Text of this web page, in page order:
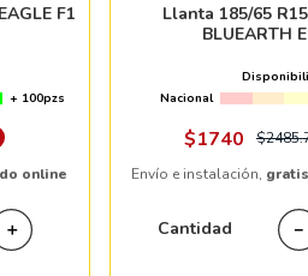
F1
+ 100pzs
online
＋
Llanta 185/65
BLUEARTH
Nacional
$1740 $2485.
Envío e instalación,
Cantidad －